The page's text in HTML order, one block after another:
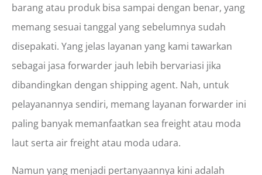
barang atau produk bisa sampai dengan benar, yang
memang sesuai tanggal yang sebelumnya sudah
disepakati. Yang jelas layanan yang kami tawarkan
sebagai jasa forwarder jauh lebih bervariasi jika
dibandingkan dengan shipping agent. Nah, untuk
pelayanannya sendiri, memang layanan forwarder ini
paling banyak memanfaatkan sea freight atau moda
laut serta air freight atau moda udara.
Namun yang menjadi pertanyaannya kini adalah